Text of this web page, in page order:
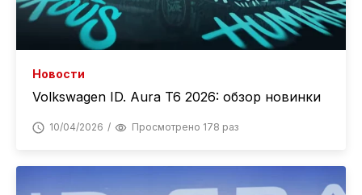
Новости
Volkswagen ID. Aura T6 2026: обзор новинки
10/04/2026 Просмотрено 178 раз